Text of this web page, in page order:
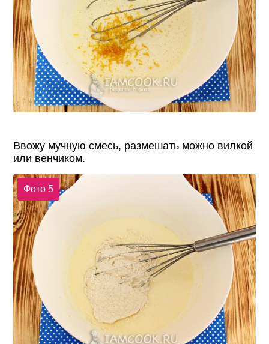
Ввожу мучную смесь, размешать можно вилкой
или венчиком.
Фото 5